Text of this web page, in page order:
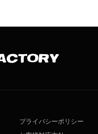
プライバシーポリシー